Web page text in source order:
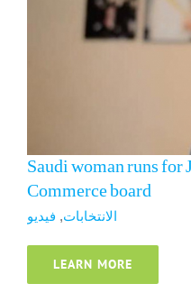
Saudi woman runs for
Commerce board
الانتخابات, فيديو
LEARN MORE